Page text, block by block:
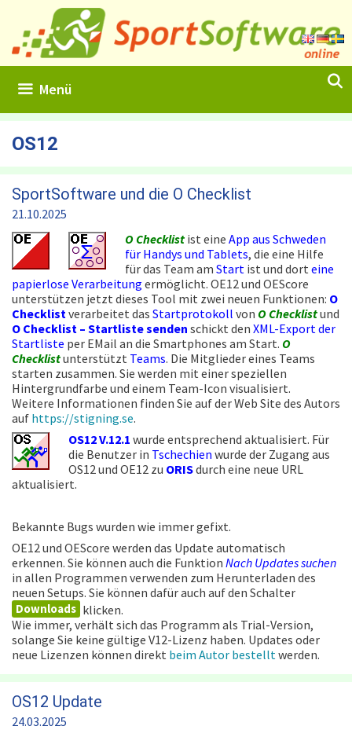
springen
Menü
OS12
SportSoftware und die O Checklist
21.10.2025
O Checklist ist eine App aus Schweden
für Handys und Tablets, die eine Hilfe
für das Team am Start ist und dort eine
papierlose Verarbeitung ermöglicht. OE12 und OEScore
unterstützen jetzt dieses Tool mit zwei neuen Funktionen: O
Checklist verarbeitet das Startprotokoll von O Checklistund
O Checklist – Startliste senden schickt den XML-Export der
Startliste per EMail an die Smartphones am Start. O
Checklistunterstützt Teams. Die Mitglieder eines Teams
starten zusammen. Sie werden mit einer speziellen
Hintergrundfarbe und einem Team-Icon visualisiert.
Weitere Informationen finden Sie auf der Web Site des Autors
auf https://stigning.se.
OS12 V.12.1 wurde entsprechend aktualisiert. Für
die Benutzer in Tschechien wurde der Zugang aus
OS12 und OE12 zu ORISdurch eine neue URL
aktualisiert.
Bekannte Bugs wurden wie immer gefixt.
OE12 und OEScore werden das Update automatisch
erkennen. Sie können auch die Funktion Nach Updates suchen
in allen Programmen verwenden zum Herunterladen des
neuen Setups. Sie können dafür auch auf den Schalter
Downloads klicken.
Wie immer, verhält sich das Programm als Trial-Version,
solange Sie keine gültige V12-Lizenz haben. Updates oder
neue Lizenzen können direkt beim Autor bestellt werden.
OS12 Update
24.03.2025